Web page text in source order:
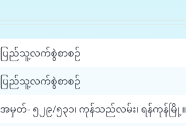
ပြည်သူ့လက်စွဲစာစဉ်
ပြည်သူ့လက်စွဲစာစဉ်
အမှတ်- ၅၂၉/၅၃၁၊ ကုန်သည်လမ်း၊ ရန်ကုန်မြို့။